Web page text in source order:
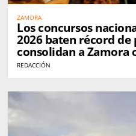
ZAMORA
Los concursos
2026 baten récord
consolidan a Zamora
queso en España
REDACCIÓN